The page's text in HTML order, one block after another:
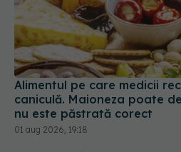
Alimentul pe care medicii
caniculă. Maioneza poate
nu este păstrată corect
01 aug 2026, 19:18